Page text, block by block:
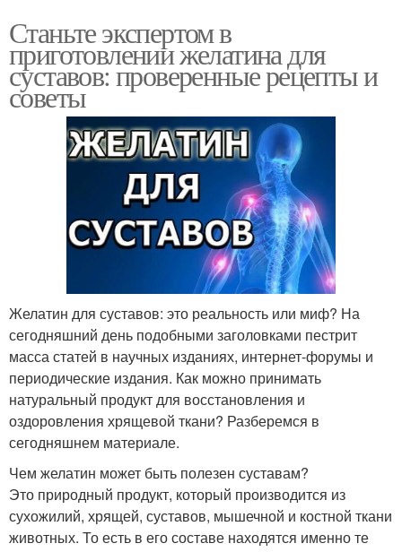
Станьте экспертом в
приготовлении желатина для
суставов: проверенные рецепты и
советы
Желатин для суставов: это реальность или миф? На
сегодняшний день подобными заголовками пестрит
масса статей в научных изданиях, интернет-форумы и
периодические издания. Как можно принимать
натуральный продукт для восстановления и
оздоровления хрящевой ткани? Разберемся в
сегодняшнем материале.
Чем желатин может быть полезен суставам?
Это природный продукт, который производится из
сухожилий, хрящей, суставов, мышечной и костной ткани
животных. То есть в его составе находятся именно те